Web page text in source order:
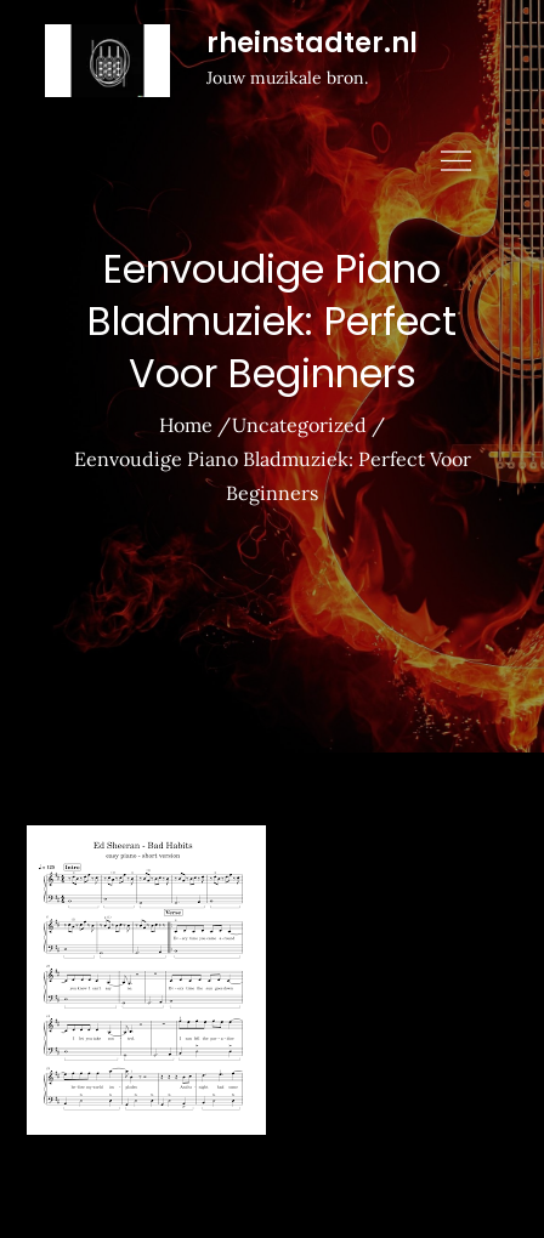
rheinstadter.nl
Jouw muzikale bron.
Eenvoudige Piano
Bladmuziek: Perfect
Voor Beginners
Home
Uncategorized
Eenvoudige Piano Bladmuziek: Perfect Voor
Beginners